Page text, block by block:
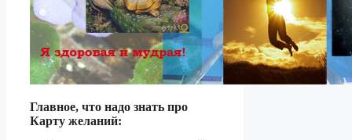
Главное, что надо знать про
Карту желаний: